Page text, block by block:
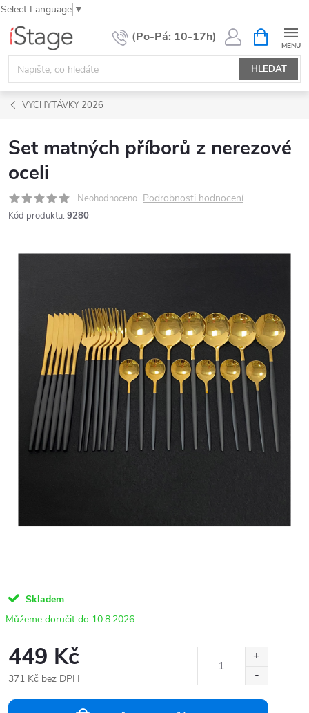
Select Language ▼
Přejít
obsah
HLEDAT
NÁKUPNÍ
KOŠÍK
VYCHYTÁVKY 2026
Set matných příborů z nerezové
oceli
Neohodnoceno Podrobnosti hodnocení
Kód produktu: 9280
Skladem
10.8.2026
449 Kč
371 Kč bez DPH